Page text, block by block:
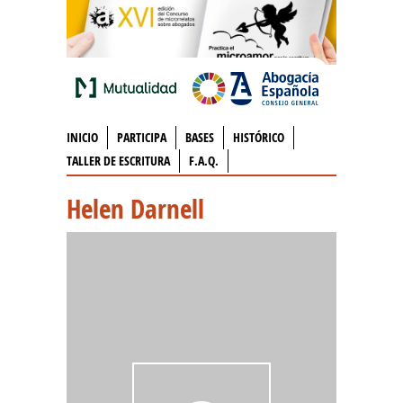
INICIO PARTICIPA BASES
HISTÓRICO
TALLER DE ESCRITURA
F.A.Q.
Helen Darnell